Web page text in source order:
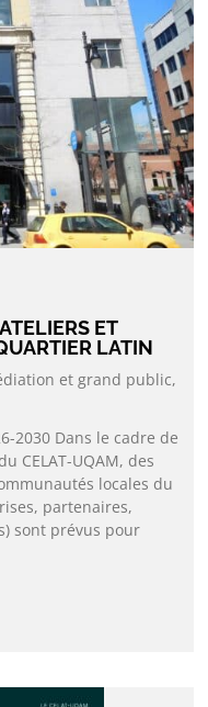
ET
LATIN
et grand public,
2030 Dans le cadre de
CELAT-UQAM, des
locales du
partenaires,
sont prévus pour